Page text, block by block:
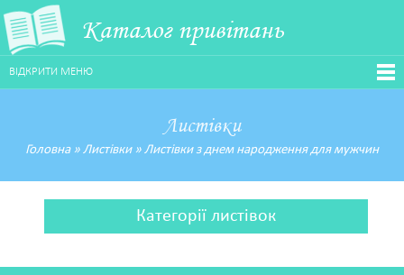
Каталог привітань
ВІДКРИТИ МЕНЮ
Листівки
Головна» Листівки» Листівки з днем народження для мужчин
Категорії листівок